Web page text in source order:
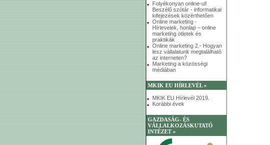
Folyékonyan online-ul!
Beszélő szótár - informatikai
kifejezések közérthetően
Online marketing -
Hírlevelek, honlap – online
marketing ötletek és
praktikák
Online marketing 2.- Hogyan
lesz vállalatunk megtalálható
az interneten?
Marketing a közösségi
médiában
MKIK EU HÍRLEVÉL »
MKIK EU Hírlevél 2019.
Korábbi évek
GAZDASÁG- ÉS
VÁLLALKOZÁSKUTATÓ
INTÉZET »